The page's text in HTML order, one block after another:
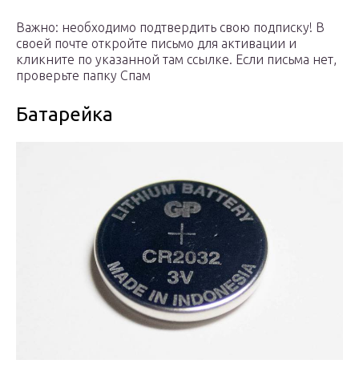
Важно: необходимо подтвердить свою подписку! В
своей почте откройте письмо для активации и
кликните по указанной там ссылке. Если письма нет,
проверьте папку Спам
Батарейка